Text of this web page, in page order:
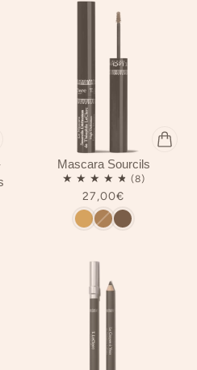
Mascara Sourcils
27,00€